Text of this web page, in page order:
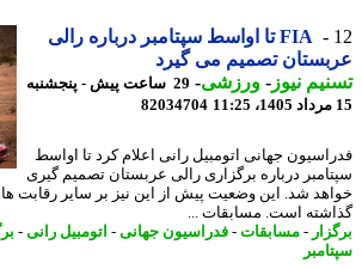
FIA تا اواسط سپتامبر درباره رالی
تصمیم می گیرد
نیوز-ورزشی-
29 ساعت پیش - پنجشنبه
82034704
جهانی اتومبیل رانی اعلام کرد تا اواسط
درباره برگزاری رالی عربستان تصمیم گیری
شد. این وضعیت پیش از این نیز بر سایر رقابت های
است. مسابقات ...
- مسابقات-فدراسیون جهانی-اتومبیل رانی-